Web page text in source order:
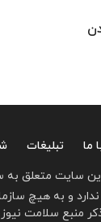
ما تبلیغات
سایت متعلق به
و به هیچ
منبع سلامت نیوز